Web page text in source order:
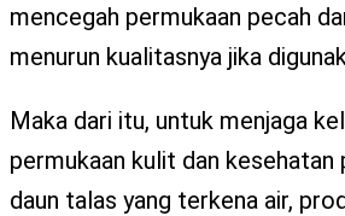
mencegah permukaan pecah
menurun kualitasnya jika
Maka dari itu, untuk menjaga
permukaan kulit dan kesehatan
daun talas yang terkena air,